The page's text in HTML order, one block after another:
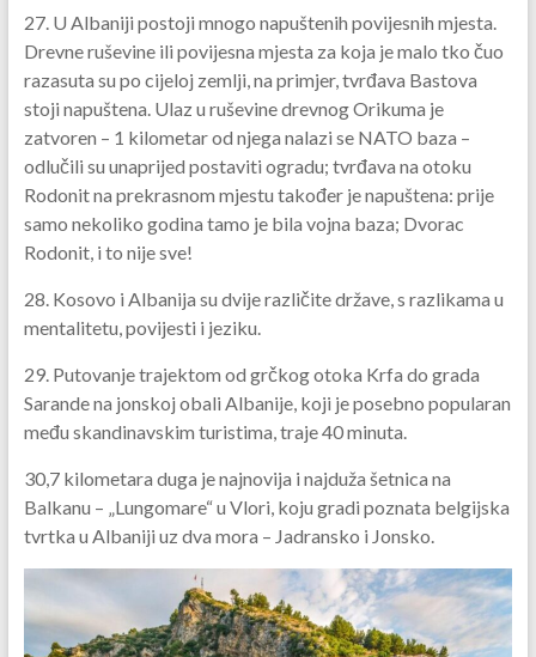
27. U Albaniji postoji mnogo napuštenih povijesnih mjesta.
Drevne ruševine ili povijesna mjesta za koja je malo tko čuo
razasuta su po cijeloj zemlji, na primjer, tvrđava Bastova
stoji napuštena. Ulaz u ruševine drevnog Orikuma je
zatvoren – 1 kilometar od njega nalazi se NATO baza –
odlučili su unaprijed postaviti ogradu; tvrđava na otoku
Rodonit na prekrasnom mjestu također je napuštena: prije
samo nekoliko godina tamo je bila vojna baza; Dvorac
Rodonit, i to nije sve!
28. Kosovo i Albanija su dvije različite države, s razlikama u
mentalitetu, povijesti i jeziku.
29. Putovanje trajektom od grčkog otoka Krfa do grada
Sarande na jonskoj obali Albanije, koji je posebno popularan
među skandinavskim turistima, traje 40 minuta.
30,7 kilometara duga je najnovija i najduža šetnica na
Balkanu – „Lungomare“ u Vlori, koju gradi poznata belgijska
tvrtka u Albaniji uz dva mora – Jadransko i Jonsko.